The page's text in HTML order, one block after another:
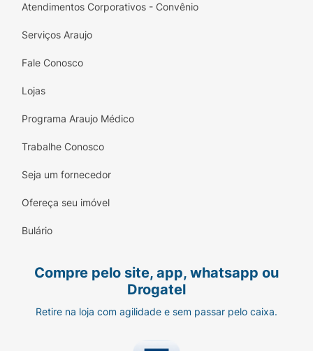
Atendimentos Corporativos - Convênio
Serviços Araujo
Fale Conosco
Lojas
Programa Araujo Médico
Trabalhe Conosco
Seja um fornecedor
Ofereça seu imóvel
Bulário
Compre pelo site, app, whatsapp ou
Drogatel
Retire na loja com agilidade e sem passar pelo caixa.